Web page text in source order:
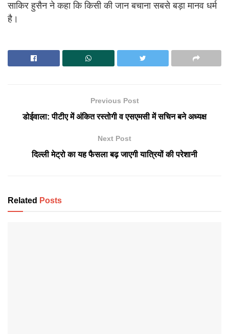
साकिर हुसैन ने कहा कि किसी की जान बचाना सबसे बड़ा मानव धर्म
है।
Previous Post
डोईवाला: पीटीए में अंकित रस्तोगी व एसएमसी में सचिन बने अध्यक्ष
Next Post
दिल्ली मेट्रो का यह फैसला बढ़ जाएगी यात्रियों की परेशानी
Related Posts